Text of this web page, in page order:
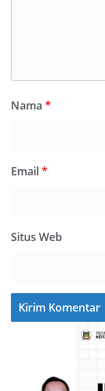
Nama *
Email*
Situs Web